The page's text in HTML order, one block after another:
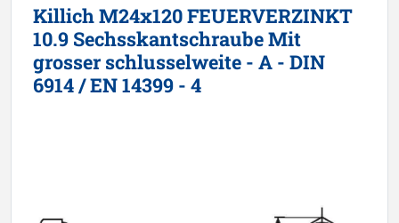
Killich M24x120 FEUERVERZINKT
10.9 Sechsskantschraube Mit
grosser schlusselweite - A - DIN
6914 / EN 14399 - 4